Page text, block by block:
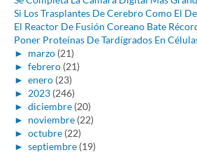
Si Los Trasplantes De Cerebro Como El
El Reactor De Fusión Coreano Bate
Poner Proteínas De Tardígrados En
► marzo (21)
► febrero (21)
► enero (23)
► 2023 (246)
► diciembre (20)
► noviembre (22)
► octubre (22)
► septiembre (19)